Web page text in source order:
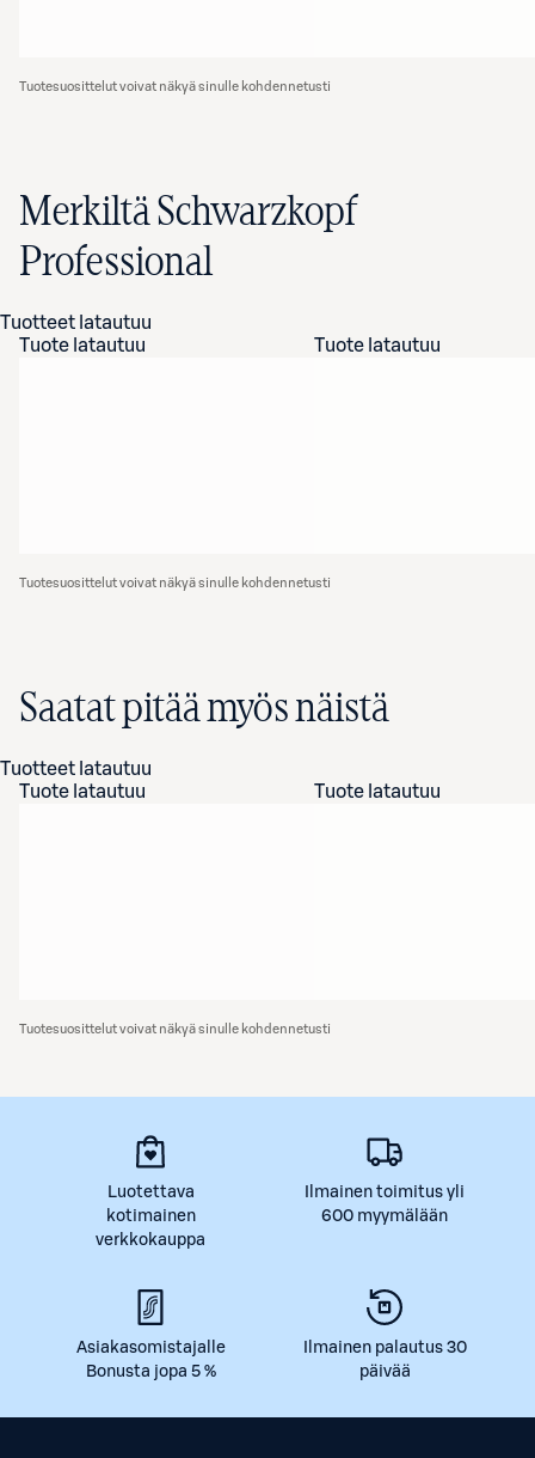
Tuotesuosittelut voivat näkyä sinulle kohdennetusti
Merkiltä Schwarzkopf
Professional
Tuotteet latautuu
Tuote latautuu
Tuote latautuu
Tuotesuosittelut voivat näkyä sinulle kohdennetusti
Saatat pitää myös näistä
Tuotteet latautuu
Tuote latautuu
Tuote latautuu
Tuotesuosittelut voivat näkyä sinulle kohdennetusti
Luotettava
kotimainen
verkkokauppa
Ilmainen toimitus yli
600 myymälään
Asiakasomistajalle
Bonusta jopa 5 %
Ilmainen palautus 30
päivää